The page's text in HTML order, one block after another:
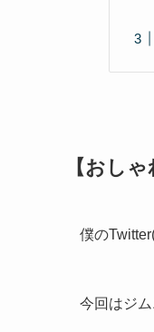
【おし
僕の
今回はジ